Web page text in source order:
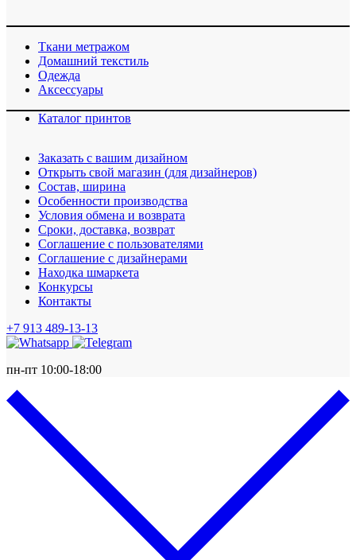
Ткани метражом
Домашний текстиль
Одежда
Аксессуары
Каталог принтов
Заказать с вашим дизайном
Открыть свой магазин (для дизайнеров)
Cостав, ширина
Особенности производства
Условия обмена и возврата
Сроки, доставка, возврат
Соглашение с пользователями
Соглашение с дизайнерами
Находка шмаркета
Конкурсы
Контакты
+7 913 489-13-13
пн-пт 10:00-18:00